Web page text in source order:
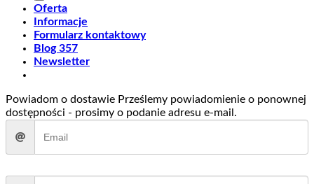
Oferta
Informacje
Formularz kontaktowy
Blog 357
Newsletter
Powiadom o dostawie Prześlemy powiadomienie o ponownej
dostępności - prosimy o podanie adresu e-mail.